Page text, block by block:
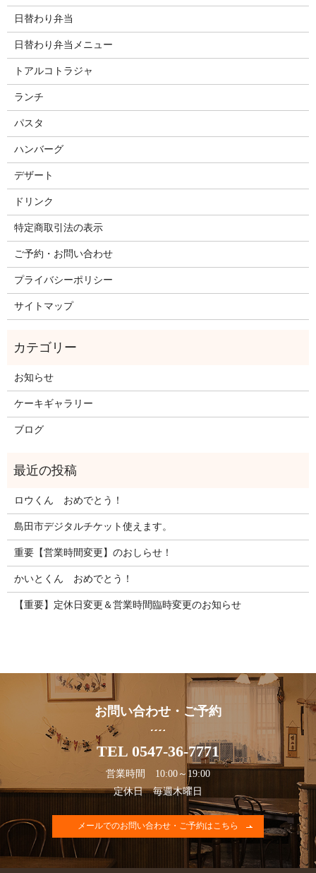
日替わり弁当
日替わり弁当メニュー
トアルコトラジャ
ランチ
パスタ
ハンバーグ
デザート
ドリンク
特定商取引法の表示
ご予約・お問い合わせ
プライバシーポリシー
サイトマップ
お知らせ
ケーキギャラリー
ブログ
ロウくん おめでとう！
島田市デジタルチケット使えます。
重要【営業時間変更】のおしらせ！
かいとくん おめでとう！
【重要】定休日変更＆営業時間臨時変更のお知らせ
お問い合わせ・ご予約
TEL 0547-36-7771
営業時間 10:00～19:00
定休日 毎週木曜日
メールでのお問い合わせ・ご予約はこちら